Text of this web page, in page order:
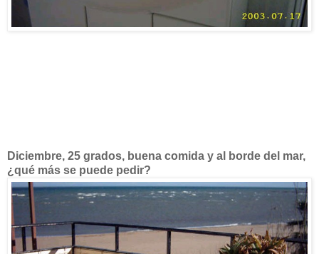
Diciembre, 25 grados, buena comida y al borde del mar,
¿qué más se puede pedir?